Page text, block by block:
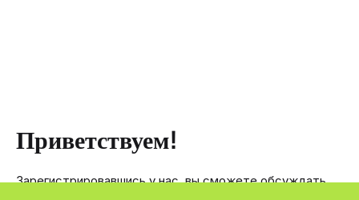
Приветствуем!
Зарегистрировавшись у нас, вы сможете обсуждать,